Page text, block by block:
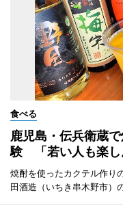
食べる
鹿児島・伝兵衛蔵
験 「若い人も楽し
焼酎を使ったカクテル作り
田酒造（いちき串木野市）